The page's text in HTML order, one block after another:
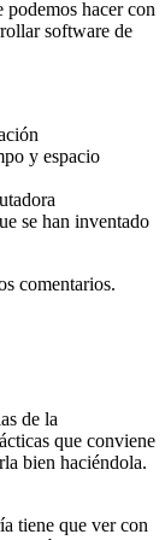
hacer con
software de
y espacio
se han inventado
comentarios.
de la
que conviene
bien haciéndola.
tiene que ver con